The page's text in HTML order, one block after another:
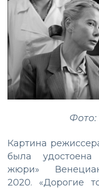
Фото:
Картина
была удостоена
жюри»
2020. «Дорогие